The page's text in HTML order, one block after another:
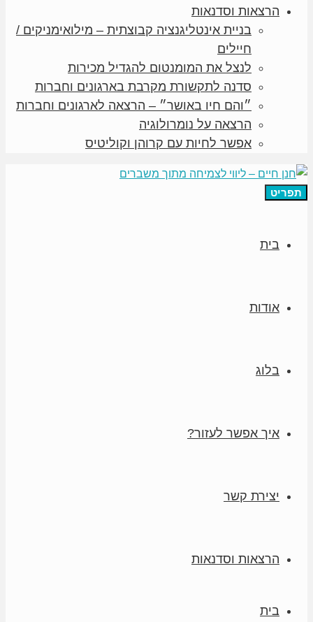
הרצאות וסדנאות
בניית אינטליגנציה קבוצתית – מילואימניקים /
חיילים
לנצל את המומנטום להגדיל מכירות
סדנה לתקשורת מקרבת בארגונים וחברות
״והם חיו באושר״ – הרצאה לארגונים וחברות
הרצאה על נומרולוגיה
אפשר לחיות עם קרוהן וקוליטיס
תפריט
בית
אודות
בלוג
איך אפשר לעזור?
יצירת קשר
הרצאות וסדנאות
בית